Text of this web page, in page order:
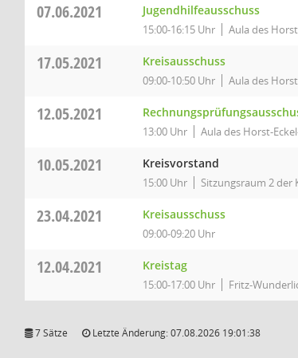
07.06.2021 Jugendhilfeausschuss
15:00-16:15 Uhr Aula des
17.05.2021 Kreisausschuss
09:00-10:50 Uhr Aula des
12.05.2021
13:00 Uhr Aula des Horst-
10.05.2021 Kreisvorstand
15:00 Uhr Sitzungsraum 2 der
23.04.2021 Kreisausschuss
09:00-09:20 Uhr
12.04.2021 Kreistag
15:00-17:00 Uhr Fritz-
7 Sätze Letzte Änderung: 07.08.2026 19:01:38